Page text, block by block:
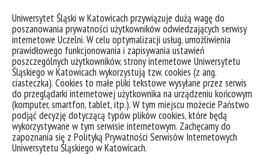
Uniwersytet Śląski w Katowicach przywiązuje dużą wagę do
poszanowania prywatności użytkowników odwiedzających serwisy
internetowe Uczelni. W celu optymalizacji usług, umożliwienia
prawidłowego funkcjonowania i zapisywania ustawień
poszczególnych użytkowników, strony internetowe Uniwersytetu
Śląskiego w Katowicach wykorzystują tzw. cookies (z ang.
ciasteczka). Cookies to małe pliki tekstowe wysyłane przez serwis
do przeglądarki internetowej użytkownika na urządzeniu końcowym
(komputer, smartfon, tablet, itp.). W tym miejscu możecie Państwo
podjąć decyzję dotyczącą typów plików cookies, które będą
wykorzystywane w tym serwisie internetowym. Zachęcamy do
zapoznania się z Polityką Prywatności Serwisów Internetowych
Uniwersytetu Śląskiego w Katowicach.